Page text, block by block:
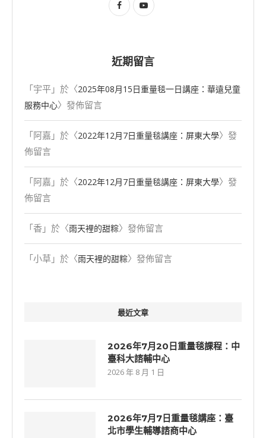
近期留言
「宇平 」於〈2025年08⽉15⽇重量毯一日講座：華遠兒童
服務中心〉發佈留言
「阿嘉 」於〈2022年12月7日重量毯講座：屏東大學〉發
佈留言
「阿嘉 」於〈2022年12月7日重量毯講座：屏東大學〉發
佈留言
「香 」於〈雨天裡的甜粽〉發佈留言
「小草 」於〈雨天裡的甜粽〉發佈留言
最近文章
2026年7月20日重量毯課程：中
臺科大諮輔中心
2026 年 8 月 1 日
2026年7⽉7⽇重量毯講座：臺
北市學生輔導諮商中心